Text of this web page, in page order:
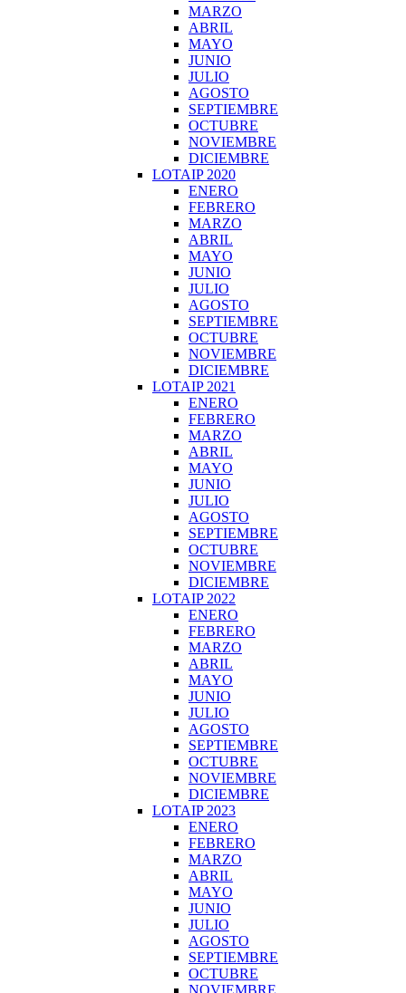
MARZO
ABRIL
MAYO
JUNIO
JULIO
AGOSTO
SEPTIEMBRE
OCTUBRE
NOVIEMBRE
DICIEMBRE
LOTAIP 2020
ENERO
FEBRERO
MARZO
ABRIL
MAYO
JUNIO
JULIO
AGOSTO
SEPTIEMBRE
OCTUBRE
NOVIEMBRE
DICIEMBRE
LOTAIP 2021
ENERO
FEBRERO
MARZO
ABRIL
MAYO
JUNIO
JULIO
AGOSTO
SEPTIEMBRE
OCTUBRE
NOVIEMBRE
DICIEMBRE
LOTAIP 2022
ENERO
FEBRERO
MARZO
ABRIL
MAYO
JUNIO
JULIO
AGOSTO
SEPTIEMBRE
OCTUBRE
NOVIEMBRE
DICIEMBRE
LOTAIP 2023
ENERO
FEBRERO
MARZO
ABRIL
MAYO
JUNIO
JULIO
AGOSTO
SEPTIEMBRE
OCTUBRE
NOVIEMBRE